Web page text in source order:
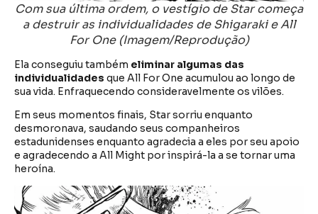
Com sua última ordem, o vestígio de Star começa
a destruir as individualidades de Shigaraki e All
For One (Imagem/Reprodução)
Ela conseguiu também eliminar algumas das
individualidades que All For One acumulou ao longo de
sua vida. Enfraquecendo consideravelmente os vilões.
Em seus momentos finais, Star sorriu enquanto
desmoronava, saudando seus companheiros
estadunidenses enquanto agradecia a eles por seu apoio
e agradecendo a All Might por inspirá-la a se tornar uma
heroína.